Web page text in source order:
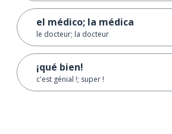
el médico; la médica
le docteur; la docteur
¡qué bien!
c'est génial !; super !